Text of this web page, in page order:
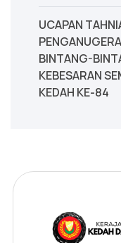
UCAPAN
BINTANG-
KEBESARAN
KEDAH KE-84